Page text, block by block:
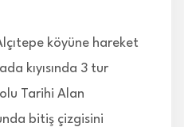
köyüne hareket
kıyısında 3 tur
Tarihi Alan
bitiş çizgisini